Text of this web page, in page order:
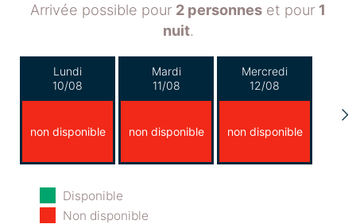
Arrivée possible pour 2 personnes et pour 1
nuit.
Lundi
10/08
non disponible
Mardi
11/08
non disponible
Mercredi
12/08
non disponible
Jeudi
13/08
Disponible
Non disponible